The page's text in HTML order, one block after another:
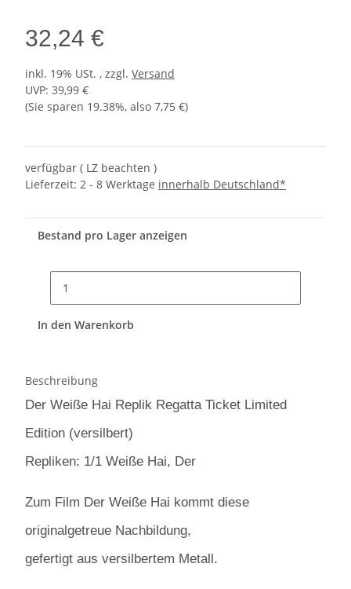
32,24 €
inkl. 19% USt. , zzgl. Versand
UVP: 39,99 €
(Sie sparen 19.38%, also 7,75 €)
verfügbar ( LZ beachten )
Lieferzeit: 2 - 8 Werktage innerhalb Deutschland*
Bestand pro Lager anzeigen
In den Warenkorb
Beschreibung
Der Weiße Hai Replik Regatta Ticket Limited
Edition (versilbert)
Repliken: 1/1 Weiße Hai, Der
Zum Film Der Weiße Hai kommt diese
originalgetreue Nachbildung,
gefertigt aus versilbertem Metall.